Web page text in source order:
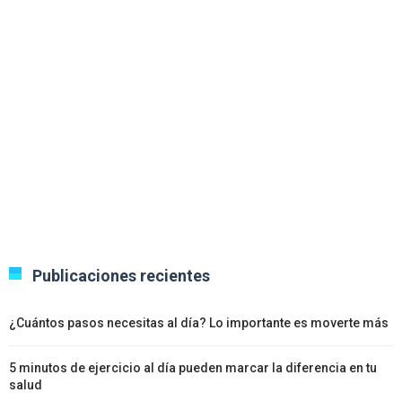
Publicaciones recientes
¿Cuántos pasos necesitas al día? Lo importante es moverte más
5 minutos de ejercicio al día pueden marcar la diferencia en tu
salud